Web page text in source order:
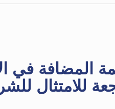
المضافة في
للامتثال